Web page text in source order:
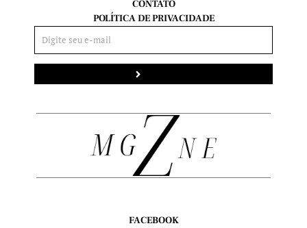
FACEBOOK
CONTATO
POLÍTICA DE PRIVACIDADE